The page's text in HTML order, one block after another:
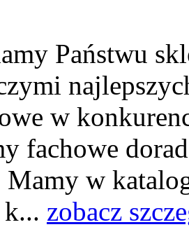
Państwu
w
fachowe
Mamy w
zobacz